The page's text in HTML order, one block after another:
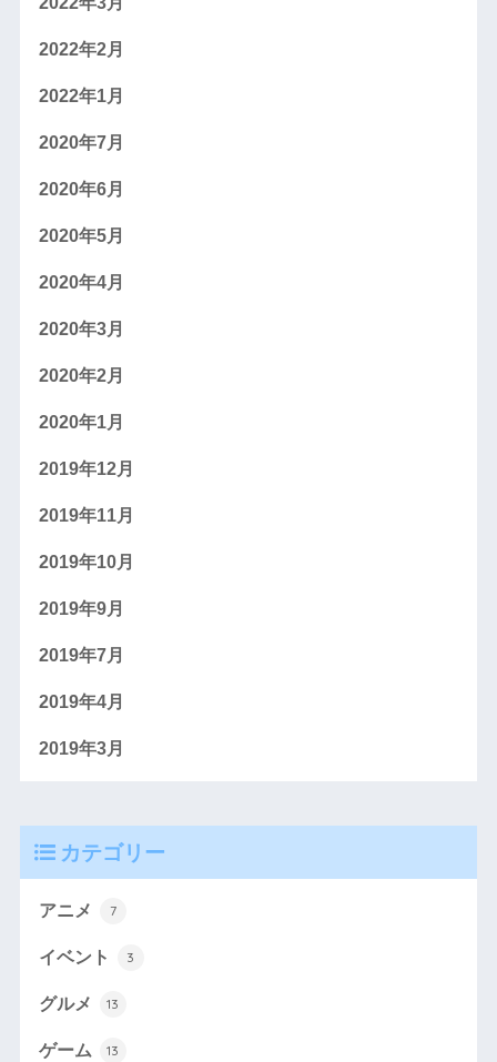
2022年2月
2022年1月
2020年7月
2020年6月
2020年5月
2020年4月
2020年3月
2020年2月
2020年1月
2019年12月
2019年11月
2019年10月
2019年9月
2019年7月
2019年4月
2019年3月
カテゴリー
アニメ 7
イベント 3
グルメ 13
ゲーム 13